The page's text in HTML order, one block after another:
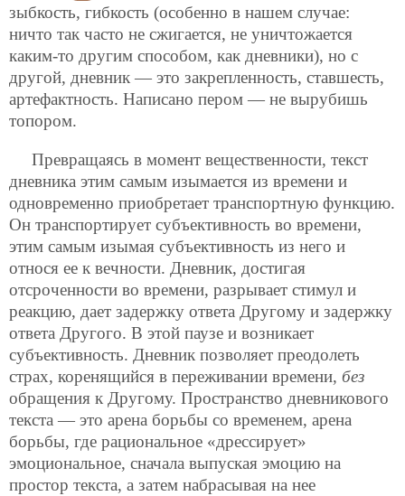
зыбкость, гибкость (особенно в нашем случае:
ничто так часто не сжигается, не уничтожается
каким-то другим способом, как дневники), но с
другой, дневник — это закрепленность, ставшесть,
артефактность. Написано пером — не вырубишь
топором.
Превращаясь в момент вещественности, текст
дневника этим самым изымается из времени и
одновременно приобретает транспортную функцию.
Он транспортирует субъективность во времени,
этим самым изымая субъективность из него и
относя ее к вечности. Дневник, достигая
отсроченности во времени, разрывает стимул и
реакцию, дает задержку ответа Другому и задержку
ответа Другого. В этой паузе и возникает
субъективность. Дневник позволяет преодолеть
страх, коренящийся в переживании времени, без
обращения к Другому. Пространство дневникового
текста — это арена борьбы со временем, арена
борьбы, где рациональное «дрессирует»
эмоциональное, сначала выпуская эмоцию на
простор текста, а затем набрасывая на нее